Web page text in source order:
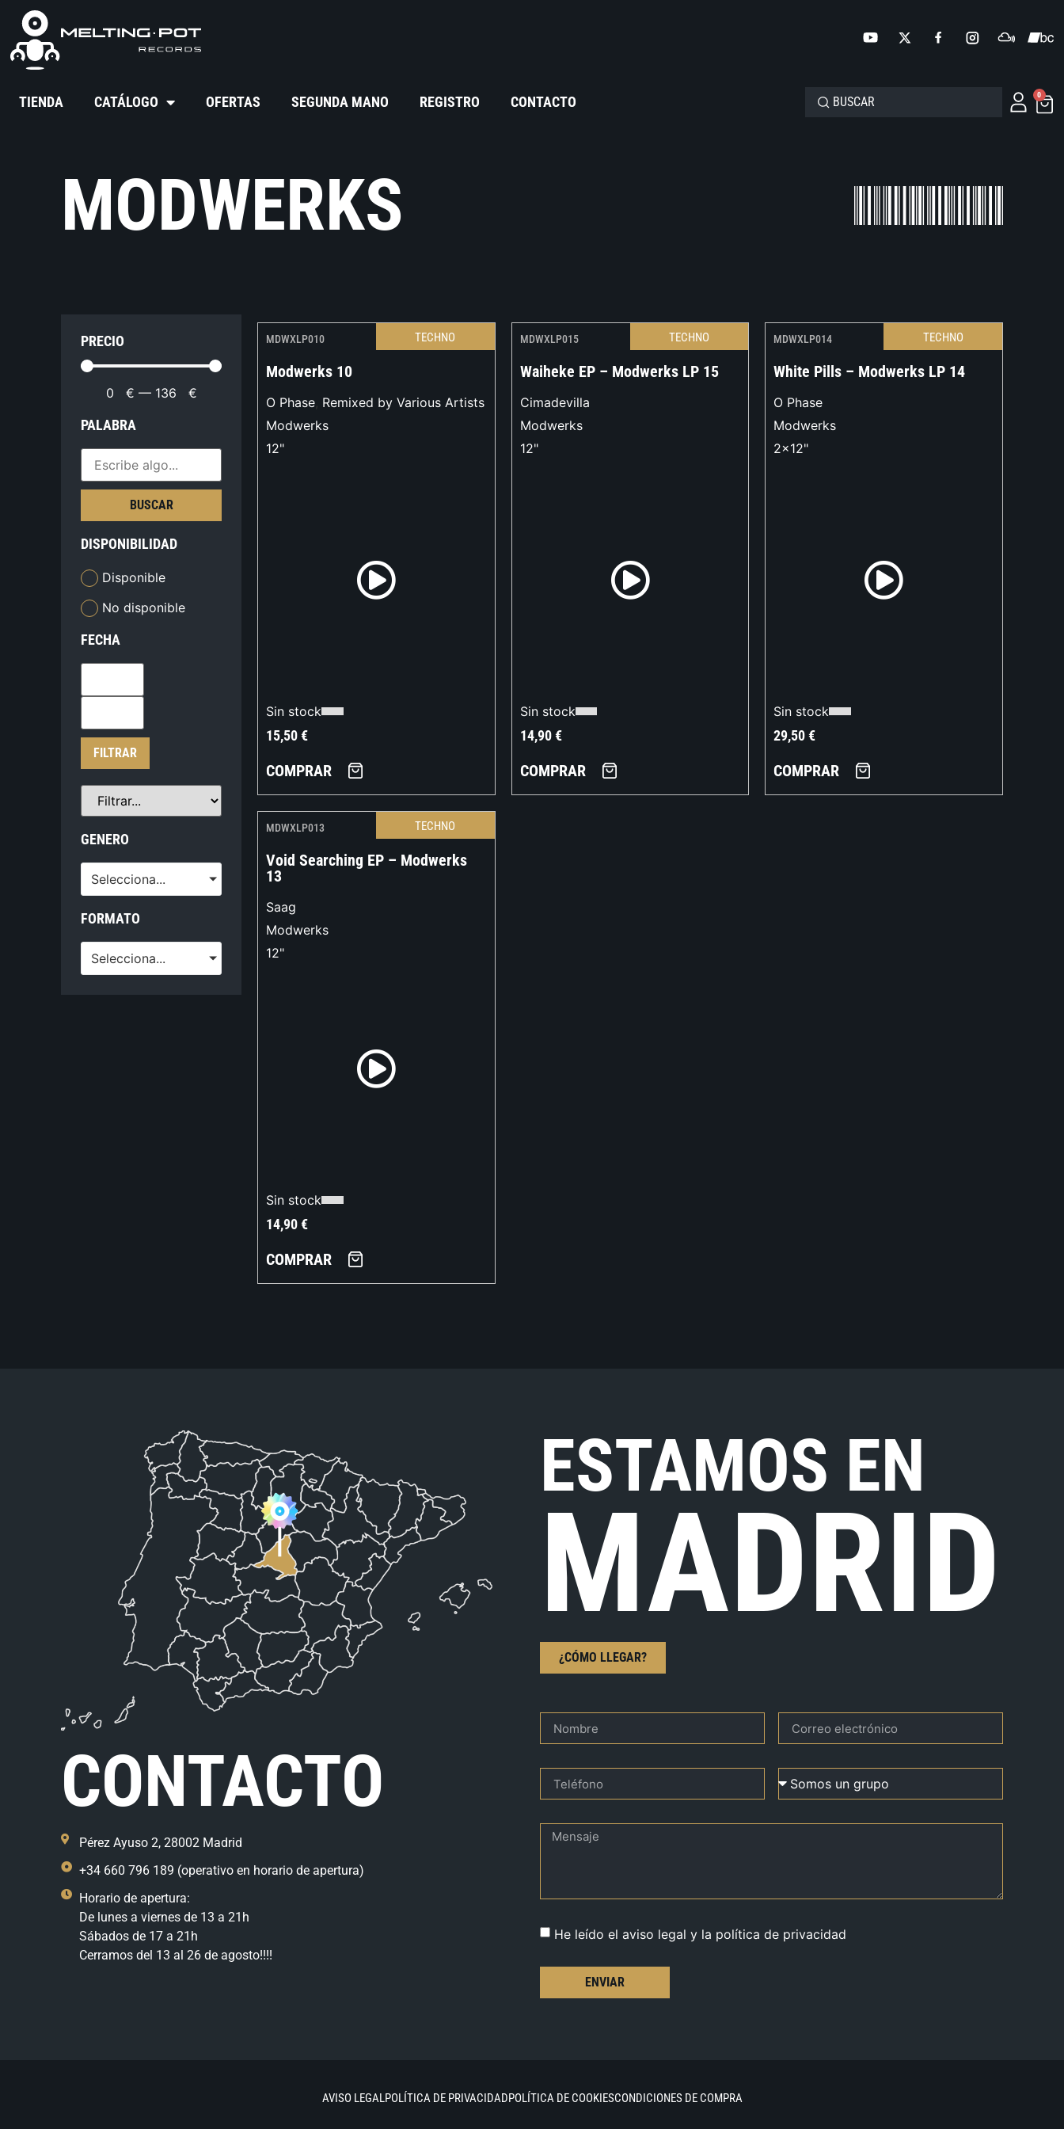
TIENDA CATÁLOGO OFERTAS SEGUNDA MANO REGISTRO CONTACTO 0
MODWERKS
PRECIO
0 € — 136 €
PALABRA
BUSCAR
DISPONIBILIDAD
Disponible
No disponible
FECHA
FILTRAR
GENERO
Selecciona...
FORMATO
Selecciona...
MDWXLP010 TECHNO
Modwerks 10
O Phase, Remixed by Various Artists
Modwerks
12"
Sin stock
15,50€
COMPRAR
MDWXLP015 TECHNO
Waiheke EP – Modwerks LP 15
Cimadevilla
Modwerks
12"
Sin stock
14,90€
COMPRAR
MDWXLP014 TECHNO
White Pills – Modwerks LP 14
O Phase
Modwerks
2x12"
Sin stock
29,50€
COMPRAR
MDWXLP013 TECHNO
Void Searching EP – Modwerks
13
Saag
Modwerks
12"
Sin stock
14,90€
COMPRAR
CONTACTO
Pérez Ayuso 2, 28002 Madrid
+34 660 796 189 (operativo en horario de apertura)
Horario de apertura:
De lunes a viernes de 13 a 21h
Sábados de 17 a 21h
Cerramos del 13 al 26 de agosto!!!!
ESTAMOS EN
MADRID
¿CÓMO LLEGAR?
He leído el aviso legal y la política de privacidad
ENVIAR
AVISO LEGALPOLÍTICA DE PRIVACIDADPOLÍTICA DE COOKIESCONDICIONES DE COMPRA